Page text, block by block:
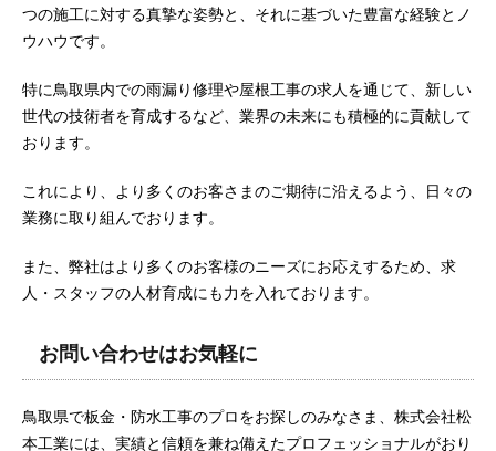
つの施工に対する真摯な姿勢と、それに基づいた豊富な経験とノ
ウハウです。
特に鳥取県内での雨漏り修理や屋根工事の求人を通じて、新しい
世代の技術者を育成するなど、業界の未来にも積極的に貢献して
おります。
これにより、より多くのお客さまのご期待に沿えるよう、日々の
業務に取り組んでおります。
また、弊社はより多くのお客様のニーズにお応えするため、求
人・スタッフの人材育成にも力を入れております。
お問い合わせはお気軽に
鳥取県で板金・防水工事のプロをお探しのみなさま、株式会社松
本工業には、実績と信頼を兼ね備えたプロフェッショナルがおり